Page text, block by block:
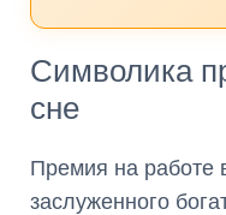
Символика
сне
Премия на работе
заслуженного